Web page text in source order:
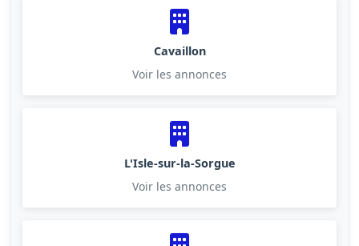
Cavaillon
Voir les annonces
L'Isle-sur-la-Sorgue
Voir les annonces